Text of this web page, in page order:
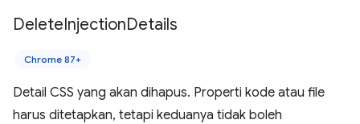
DeleteInjectionDetails
Chrome 87+
Detail CSS yang akan dihapus. Properti kode atau file
harus ditetapkan, tetapi keduanya tidak boleh